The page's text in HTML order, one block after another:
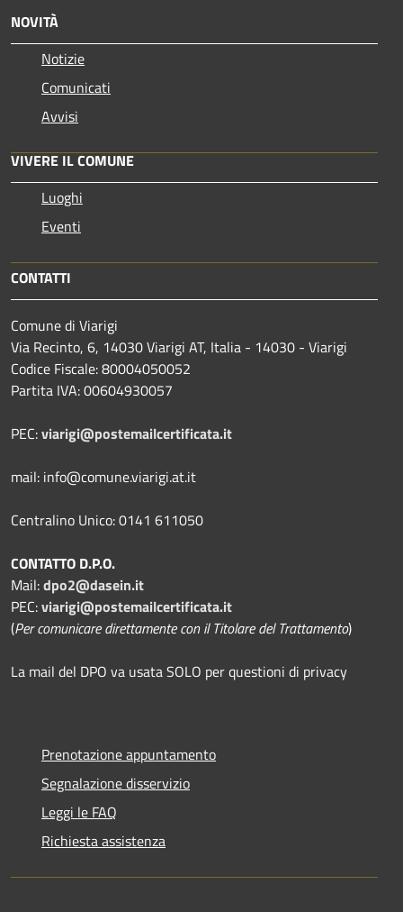
NOVITÀ
Notizie
Comunicati
Avvisi
VIVERE IL COMUNE
Luoghi
Eventi
CONTATTI
Comune di Viarigi
Via Recinto, 6, 14030 Viarigi AT, Italia - 14030 - Viarigi
Codice Fiscale: 80004050052
Partita IVA: 00604930057
PEC:viarigi@postemailcertificata.it
mail: info@comune.viarigi.at.it
Centralino Unico: 0141 611050
CONTATTO D.P.O.
Mail:dpo2@dasein.it
PEC:viarigi@postemailcertificata.it
(Per comunicare direttamente con il Titolare del Trattamento)
La mail del DPO va usata SOLO per questioni di privacy
Prenotazione appuntamento
Segnalazione disservizio
Leggi le FAQ
Richiesta assistenza